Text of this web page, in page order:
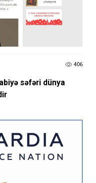
406
səfəri dünya